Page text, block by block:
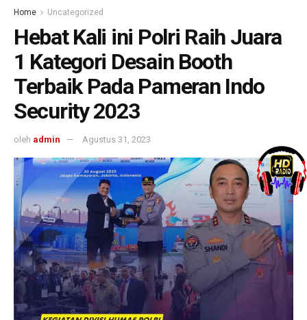
Home Uncategorized
Hebat Kali ini Polri Raih Juara
1 Kategori Desain Booth
Terbaik Pada Pameran Indo
Security 2023
oleh admin Agustus 31, 2023